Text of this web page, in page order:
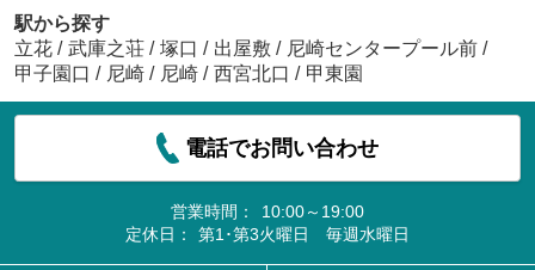
駅から探す
立花 / 武庫之荘 / 塚口 / 出屋敷 / 尼崎センタープール前 /
甲子園口 / 尼崎 / 尼崎 / 西宮北口 / 甲東園
電話でお問い合わせ
営業時間：
10:00～19:00
定休日：
第1･第3火曜日 毎週水曜日